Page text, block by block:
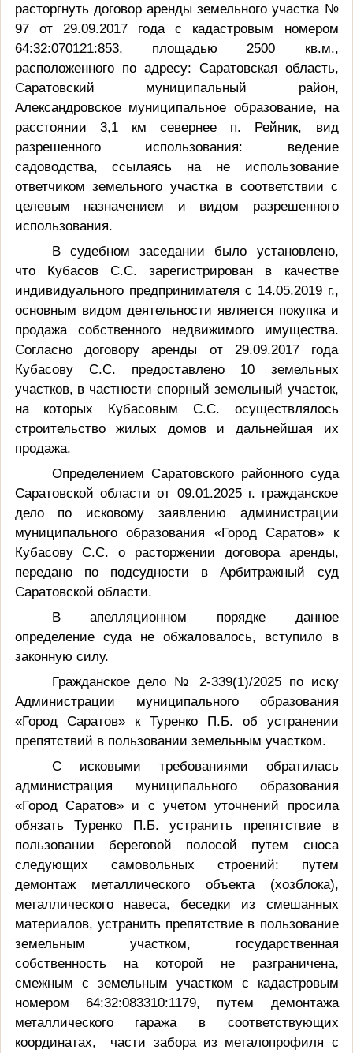
расторгнуть договор аренды земельного участка №
97 от 29.09.2017 года с кадастровым номером
64:32:070121:853, площадью 2500 кв.м.,
расположенного по адресу: Саратовская область,
Саратовский муниципальный район,
Александровское муниципальное образование, на
расстоянии 3,1 км севернее п. Рейник, вид
разрешенного использования: ведение
садоводства, ссылаясь на не использование
ответчиком земельного участка в соответствии с
целевым назначением и видом разрешенного
использования.
В судебном заседании было установлено,
что Кубасов С.С. зарегистрирован в качестве
индивидуального предпринимателя с 14.05.2019 г.,
основным видом деятельности является покупка и
продажа собственного недвижимого имущества.
Согласно договору аренды от 29.09.2017 года
Кубасову С.С. предоставлено 10 земельных
участков, в частности спорный земельный участок,
на которых Кубасовым С.С. осуществлялось
строительство жилых домов и дальнейшая их
продажа.
Определением Саратовского районного суда
Саратовской области от 09.01.2025 г. гражданское
дело по исковому заявлению администрации
муниципального образования «Город Саратов» к
Кубасову С.С. о расторжении договора аренды,
передано по подсудности в Арбитражный суд
Саратовской области.
В апелляционном порядке данное
определение суда не обжаловалось, вступило в
законную силу.
Гражданское дело № 2-339(1)/2025 по иску
Администрации муниципального образования
«Город Саратов» к Туренко П.Б. об устранении
препятствий в пользовании земельным участком.
С исковыми требованиями обратилась
администрация муниципального образования
«Город Саратов» и с учетом уточнений просила
обязатьТуренко П.Б. устранить препятствие в
пользовании береговой полосой путем сноса
следующих самовольных строений: путем
демонтаж металлического объекта (хозблока),
металлического навеса, беседки из смешанных
материалов, устранить препятствие в пользование
земельным участком, государственная
собственность на которой не разграничена,
смежным с земельным участком с кадастровым
номером 64:32:083310:1179, путем демонтажа
металлического гаража в соответствующих
координатах, части забора из металопрофиля с